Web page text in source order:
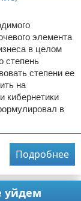
элемента
в целом
степень
степени ее
на
кибернетики
в
Подробнее
уйдем